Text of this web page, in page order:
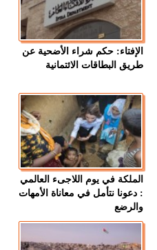
الإفتاء: حكم شراء الأضحية عن
طريق البطاقات الائتمانية
الملكة في يوم اللاجىء العالمي
: دعونا نتأمل في معاناة الأمهات
والرضع